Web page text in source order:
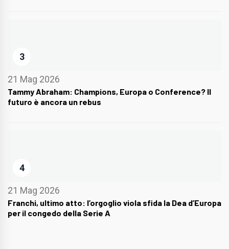
3
21 Mag 2026
Tammy Abraham: Champions, Europa o Conference? Il
futuro è ancora un rebus
4
21 Mag 2026
Franchi, ultimo atto: l’orgoglio viola sfida la Dea d’Europa
per il congedo della Serie A